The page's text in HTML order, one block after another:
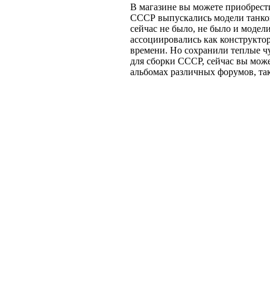
В магазине вы можете
СССР выпускались модели
сейчас не было, не было и
ассоциировались как
времени. Но сохранили теплые
для сборки СССР, сейчас вы
альбомах различных форумов,